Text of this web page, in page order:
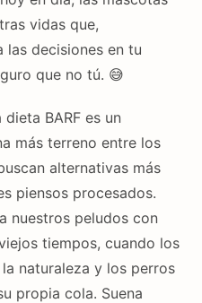
vidas que,
las decisiones en tu
que no tú. 😅
BARF es un
más terreno entre los
alternativas más
piensos procesados.
nuestros peludos con
tiempos, cuando los
naturaleza y los perros
propia cola. Suena